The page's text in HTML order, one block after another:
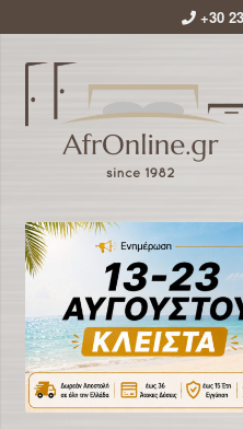
+30
Απευθείας
μετάβαση
στην
πλοήγηση
Μετάβαση
σε
περιεχόμενο
Εταιρεία
Προϊόντα
Χρήσιμα